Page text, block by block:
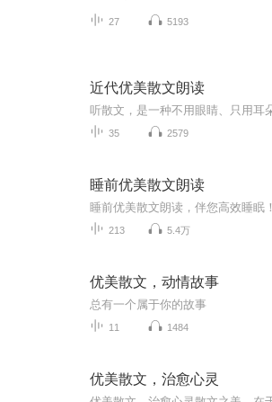
27 5193
近代优美散文朗读
35 2579
睡前优美散文朗读
睡前优美散文朗读，伴您高效睡眠！
213 5.4万
优美散文，动情故事
总有一个属于你的故事
11 1484
优美散文，治愈心灵